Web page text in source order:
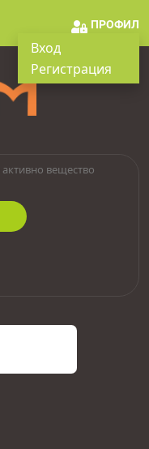
ПРОФИЛ
Вход
Регистрация